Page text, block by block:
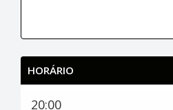
HORÁRIO
20:00